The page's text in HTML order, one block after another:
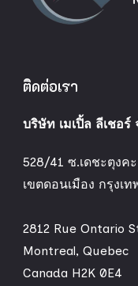
ติดต่อเรา
บริษัท เมเปิ้ล ลีเชอร์
528/41 ซ.เดชะตุงค
เขตดอนเมือง กรุงเ
2812 Rue Ontario
Montreal, Quebec
Canada H2K 0E4